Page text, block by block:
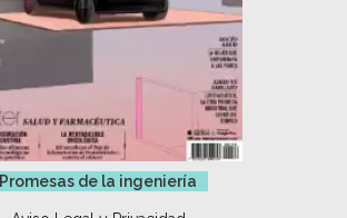
Promesas de la ingeniería